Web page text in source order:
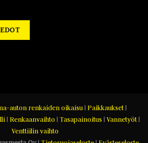
auton renkaiden oikaisu| Paikkaukset|
| Renkaanvaihto | Tasapainoitus | Vannetyöt|
Venttiilin vaihto